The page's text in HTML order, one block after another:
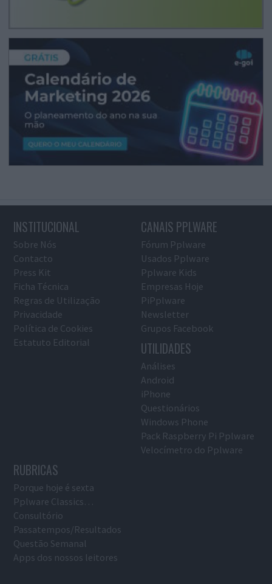
INSTITUCIONAL
Sobre Nós
Contacto
Press Kit
Ficha Técnica
Regras de Utilização
Privacidade
Política de Cookies
Estatuto Editorial
CANAIS PPLWARE
Fórum Pplware
Usados Pplware
Pplware Kids
Empresas Hoje
PiPplware
Newsletter
Grupos Facebook
UTILIDADES
Análises
Android
iPhone
Questionários
Windows Phone
Pack Raspberry Pi Pplware
Velocímetro do Pplware
RUBRICAS
Porque hoje é sexta
Pplware Classics…
Consultório
Passatempos/Resultados
Questão Semanal
Apps dos nossos leitores